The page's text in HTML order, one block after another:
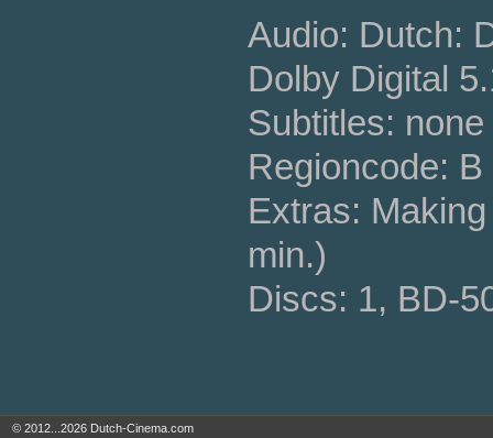
Audio: Dutch:
Dolby Digital
Subtitles: none
Regioncode:
Extras:
min.)
Discs: 1, BD-
© 2012...2026 Dutch-Cinema.com